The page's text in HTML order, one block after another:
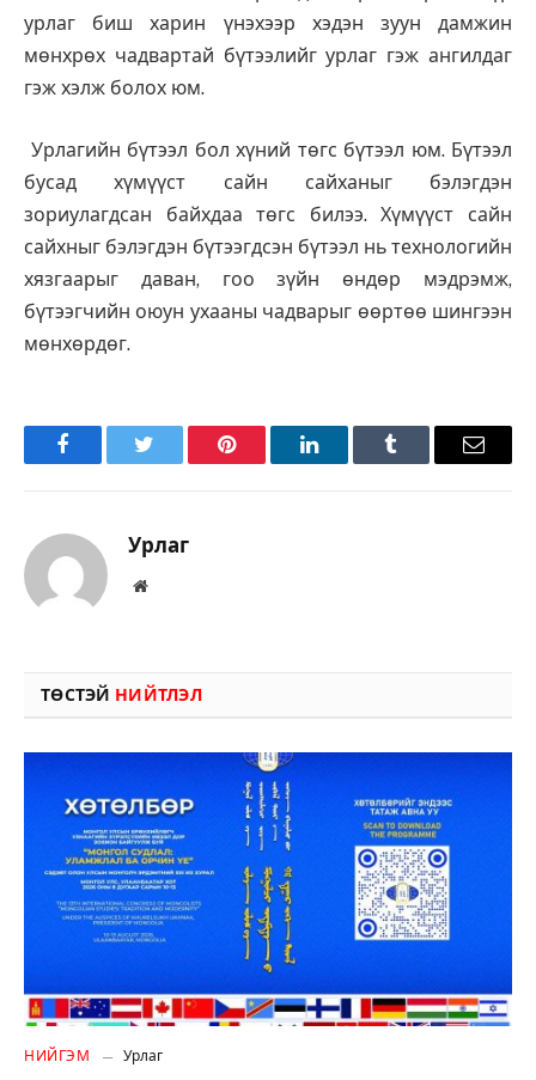
урлаг биш харин үнэхээр хэдэн зуун дамжин
мөнхрөх чадвартай бүтээлийг урлаг гэж ангилдаг
гэж хэлж болох юм.
Урлагийн бүтээл бол хүний төгс бүтээл юм. Бүтээл
бусад хүмүүст сайн сайханыг бэлэгдэн
зориулагдсан байхдаа төгс билээ. Хүмүүст сайн
сайхныг бэлэгдэн бүтээгдсэн бүтээл нь технологийн
хязгаарыг даван, гоо зүйн өндөр мэдрэмж,
бүтээгчийн оюун ухааны чадварыг өөртөө шингээн
мөнхөрдөг.
FacebookTwitter Pinterest LinkedInTumblr Имэйл
Урлаг
Вэбсайт
ТӨСТЭЙ НИЙТЛЭЛ
НИЙГЭМ Урлаг